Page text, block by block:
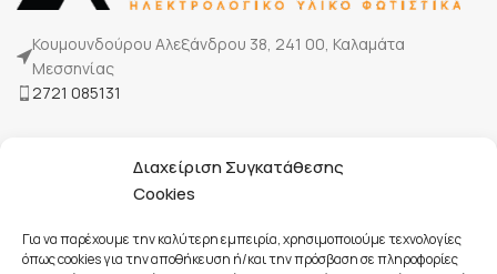
Διαχείριση Συγκατάθεσης
Cookies
Για να παρέχουμε την καλύτερη εμπειρία, χρησιμοποιούμε τεχνολογίες
όπως cookies για την αποθήκευση ή/και την πρόσβαση σε πληροφορίες
Κουμουνδούρου Αλεξάνδρου 38, 241 00, Καλαμάτα
Μεσσηνίας
2721 085131
Τρόποι πληρωμής